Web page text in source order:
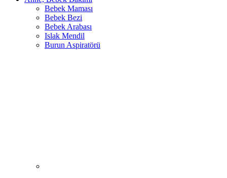
Bebek Maması
Bebek Bezi
Bebek Arabası
Islak Mendil
Burun Aspiratörü